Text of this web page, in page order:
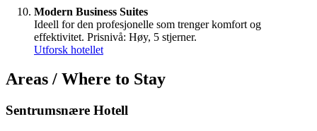
Modern Business Suites
Ideell for den profesjonelle som trenger komfort og
effektivitet. Prisnivå: Høy, 5 stjerner.
Utforsk hotellet
Areas / Where to Stay
Sentrumsnære Hotell